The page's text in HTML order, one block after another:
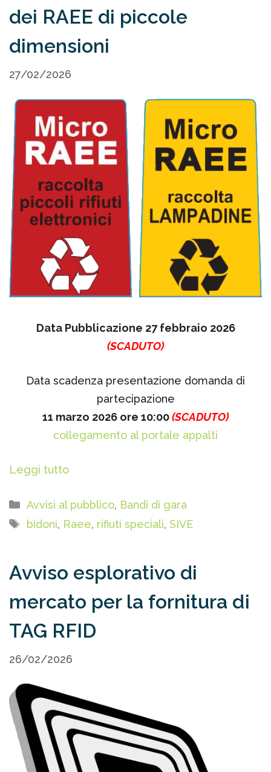
dei RAEE di piccole
dimensioni
27/02/2026
Data Pubblicazione 27 febbraio 2026
(SCADUTO)
Data scadenza presentazione domanda di
partecipazione
11 marzo 2026 ore 10:00(SCADUTO)
collegamento al portale appalti
Leggi tutto
Categorie
Avvisi al pubblico, Bandi di gara
Tag
bidoni, Raee, rifiuti speciali, SIVE
Avviso esplorativo di
mercato per la fornitura di
TAG RFID
26/02/2026